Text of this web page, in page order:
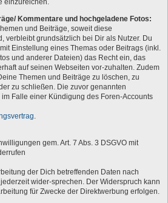
Kommentare und hochgeladene Fotos:
und Beiträge, soweit diese
verbleibt grundsätzlich bei Dir als Nutzer. Du
Einstellung eines Themas oder Beitrags (inkl.
und anderer Dateien) das Recht ein, das
auf seinen Webseiten vor-zuhalten. Zudem
Themen und Beiträge zu löschen, zu
zu schließen. Die zuvor genannten
Falle einer Kündigung des Foren-Accounts
gem. Art. 7 Abs. 3 DSGVO mit
der Dich betreffenden Daten nach
wider-sprechen. Der Widerspruch kann
für Zwecke der Direktwerbung erfolgen.